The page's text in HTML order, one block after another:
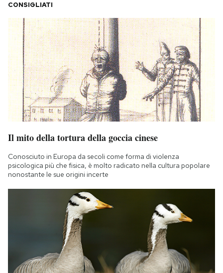
CONSIGLIATI
Il mito della tortura della goccia cinese
Conosciuto in Europa da secoli come forma di violenza
psicologica più che fisica, è molto radicato nella cultura popolare
nonostante le sue origini incerte